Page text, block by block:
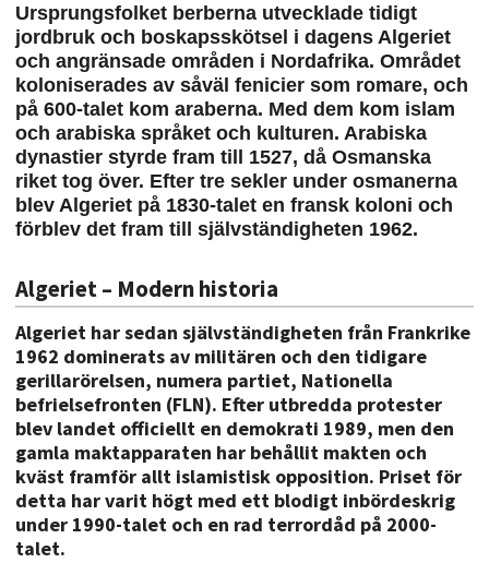
Ursprungsfolket berberna utvecklade tidigt
jordbruk och boskapsskötsel i dagens Algeriet
och angränsade områden i Nordafrika. Området
koloniserades av såväl fenicier som romare, och
på 600-talet kom araberna. Med dem kom islam
och arabiska språket och kulturen. Arabiska
dynastier styrde fram till 1527, då Osmanska
riket tog över. Efter tre sekler under osmanerna
blev Algeriet på 1830-talet en fransk koloni och
förblev det fram till självständigheten 1962.
Algeriet – Modern historia
Algeriet har sedan självständigheten från Frankrike
1962 dominerats av militären och den tidigare
gerillarörelsen, numera partiet, Nationella
befrielsefronten (FLN). Efter utbredda protester
blev landet officiellt en demokrati 1989, men den
gamla maktapparaten har behållit makten och
kväst framför allt islamistisk opposition. Priset för
detta har varit högt med ett blodigt inbördeskrig
under 1990-talet och en rad terrordåd på 2000-
talet.